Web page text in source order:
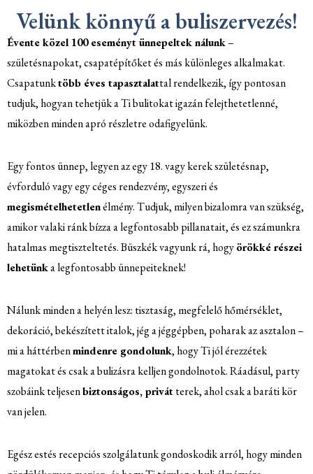
Velünk könnyű a buliszervezés!
Évente közel 100 eseményt ünnepeltek nálunk–
születésnapokat, csapatépítőket és más különleges alkalmakat.
Csapatunktöbb éves tapasztalattal rendelkezik, így pontosan
tudjuk, hogyan tehetjük a Ti bulitokat igazán felejthetetlenné,
miközben minden apró részletre odafigyelünk.
Egy fontos ünnep, legyen az egy 18. vagy kerek születésnap,
évforduló vagy egy céges rendezvény, egyszeri és
megismételhetetlenélmény. Tudjuk, milyen bizalomra van szükség,
amikor valaki ránk bízza a legfontosabb pillanatait, és ez számunkra
hatalmas megtiszteltetés. Büszkék vagyunk rá, hogyörökké részei
lehetünka legfontosabb ünnepeiteknek!
Nálunk minden a helyén lesz: tisztaság, megfelelő hőmérséklet,
dekoráció, bekészített italok, jég a jéggépben, poharak az asztalon –
mi a háttérbenmindenre gondolunk, hogy Ti jól érezzétek
magatokat és csak a bulizásra kelljen gondolnotok. Ráadásul, party
szobáink teljesenbiztonságos, privátterek, ahol csak a baráti kör
van jelen.
Egész estés recepciós szolgálatunk gondoskodik arról, hogy minden